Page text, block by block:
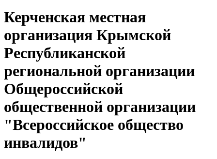
Керченская местная
организация Крымской
Республиканской
региональной организации
Общероссийской
общественной организации
"Всероссийское общество
инвалидов"